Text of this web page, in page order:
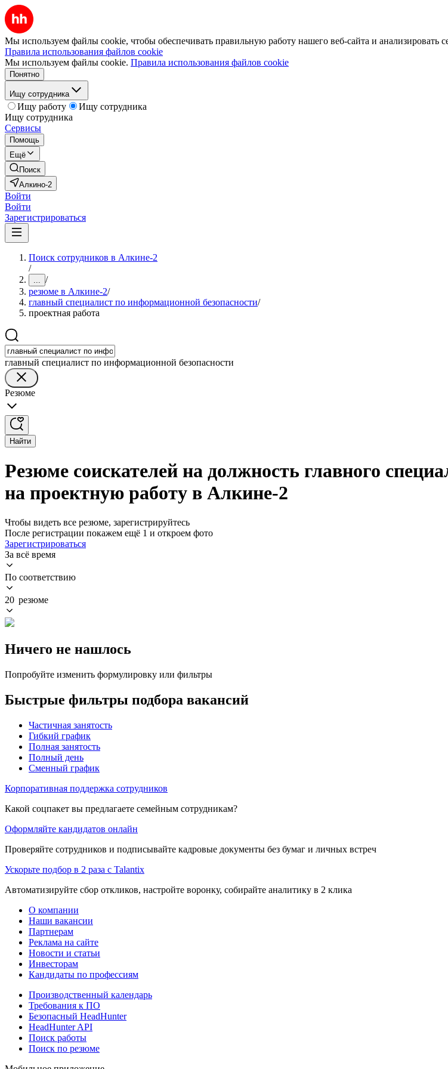
Мы используем файлы cookie, чтобы обеспечивать правильную работу нашего веб-сайта и анализировать
Правила использования файлов cookie
Мы используем файлы cookie. Правила использования файлов cookie
Понятно
Ищу сотрудника
Ищу работу
Ищу сотрудника
Ищу сотрудника
Сервисы
Помощь
Ещё
Поиск
Алкино-2
Войти
Войти
Зарегистрироваться
Поиск сотрудников в Алкине-2
/
... /
резюме в Алкине-2/
главный специалист по информационной безопасности/
проектная работа
главный специалист по информационной безопасности
Резюме
Найти
Резюме соискателей на должность главного
на проектную работу в Алкине-2
Чтобы видеть все резюме, зарегистрируйтесь
После регистрации покажем ещё 1 и откроем фото
Зарегистрироваться
За всё время
По соответствию
20 резюме
Ничего не нашлось
Попробуйте изменить формулировку или фильтры
Быстрые фильтры подбора вакансий
Частичная занятость
Гибкий график
Полная занятость
Полный день
Сменный график
Корпоративная поддержка сотрудников
Какой соцпакет вы предлагаете семейным сотрудникам?
Оформляйте кандидатов онлайн
Проверяйте сотрудников и подписывайте кадровые документы без бумаг и личных встреч
Ускорьте подбор в 2 раза с Talantix
Автоматизируйте сбор откликов, настройте воронку, собирайте аналитику в 2 клика
О компании
Наши вакансии
Партнерам
Реклама на сайте
Новости и статьи
Инвесторам
Кандидаты по профессиям
Производственный календарь
Требования к ПО
Безопасный HeadHunter
HeadHunter API
Поиск работы
Поиск по резюме